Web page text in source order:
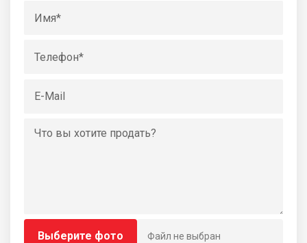
Выберите фото Файл не выбран